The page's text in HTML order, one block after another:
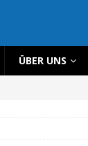
ÜBER UNS